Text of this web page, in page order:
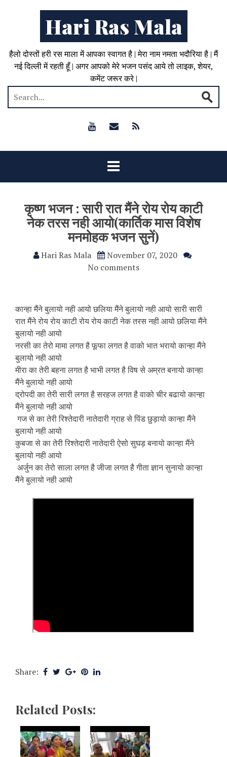
Hari Ras Mala
हैलो दोस्तों हरी रस माला में आपका स्वागत है | मेरा नाम नमता भदौरिया है | मैं
नई दिल्ली में रहती हूँ | अगर आपको मेरे भजन पसंद आये तो लाइक, शेयर,
कमेंट जरूर करे |
कृष्ण भजन : सारी रात मैंने रोय रोय काटी
नेक तरस नही आयो(कार्तिक मास विशेष
मनमोहक भजन सुनें)
Hari Ras Mala
November 07, 2020
No comments
कान्हा मैंने बुलायो नही आयो छलिया मैंने बुलायो नही आयो सारी सारी
रात मैंने रोय रोय काटी रोय रोय काटी नेक तरस नही आयो छलिया मैंने
बुलायो नही आयो
नरसी का तेरो मामा लगत है फूफा लगत है वाको भात भरायो कान्हा मैंने
बुलायो नही आयो
मीरा का तेरी बहना लगत है भाभी लगत है विष से अम्रत बनायो कान्हा
मैंने बुलायो नही आयो
द्रोपदी का तेरी सारी लगत है सरहज लगत है वाको चीर बढायो कान्हा
मैंने बुलायो नही आयो
गज से का तेरी रिश्तेदारी नातेदारी ग्राह से पिंड छुड़ायो कान्हा मैंने
बुलायो नही आयो
कुबजा से का तेरी रिश्तेदारी नातेदारी ऐसो सुघड़ बनायो कान्हा मैंने
बुलायो नही आयो
अर्जुन का तेरो साला लगत है जीजा लगत है गीता ज्ञान सुनायो कान्हा
मैंने बुलायो नही आयो
Share:
Related Posts: